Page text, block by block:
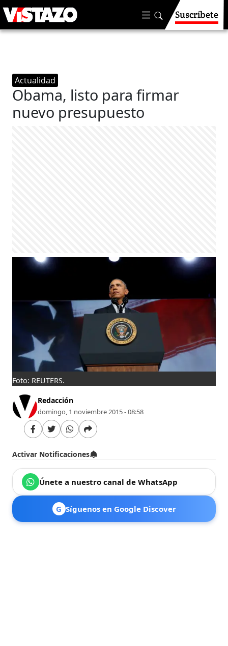
Suscríbete
Actualidad
Obama, listo para firmar
nuevo presupuesto
Foto: REUTERS.
Redacción
domingo, 1 noviembre 2015 - 08:58
Activar Notificaciones
Únete a nuestro canal de WhatsApp
G Síguenos en Google Discover